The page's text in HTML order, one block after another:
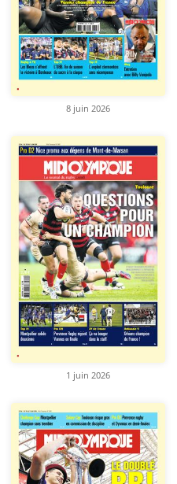
8 juin 2026
1 juin 2026